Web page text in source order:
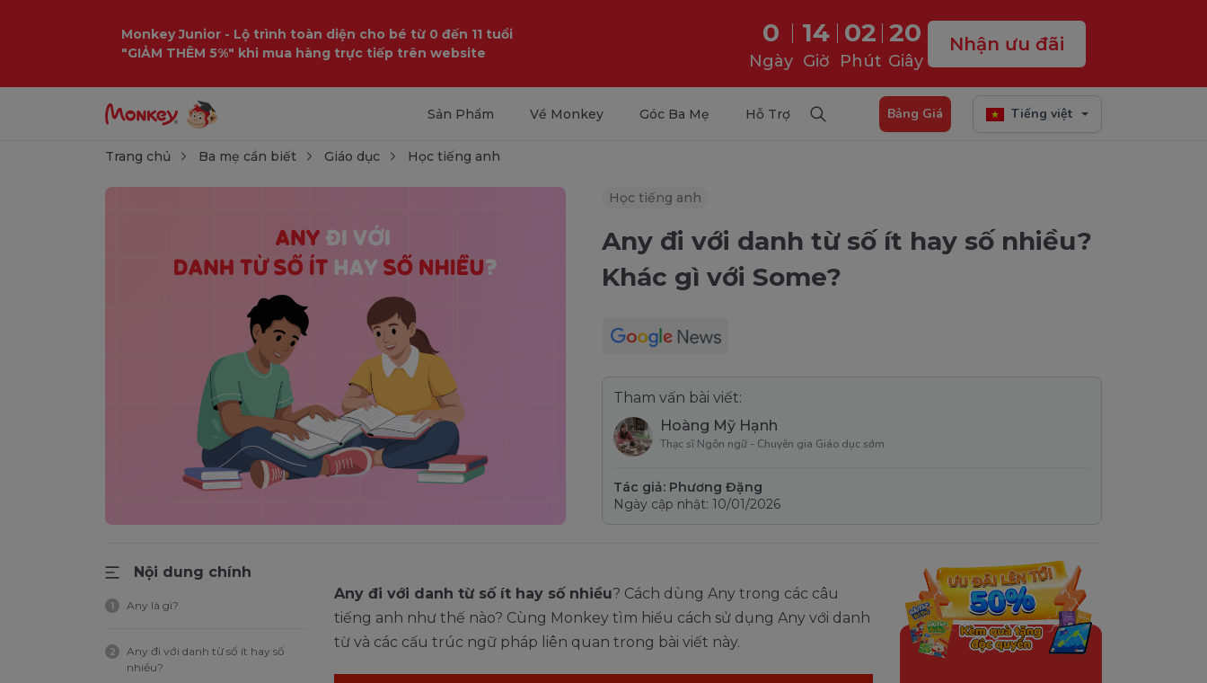
Monkey Junior - Lộ trình toàn diện cho bé từ 0 đến 11 tuổi
"GIẢM THÊM 5%" khi mua hàng trực tiếp trên website
0
Ngày
14
Giờ
02
Phút
18
Giây
Nhận ưu đãi
Sản Phẩm Về Monkey Góc Ba Mẹ Hỗ Trợ Bảng Giá Tiếng việt
Trang chủ Ba mẹ cần biết Giáo dục Học tiếng anh
Học tiếng anh
Any đi với danh từ số ít hay số nhiều?
Khác gì với Some?
Tham vấn bài viết:
Hoàng Mỹ Hạnh
Thạc sĩ Ngôn ngữ - Chuyên gia Giáo dục sớm
Tác giả: Phương Đặng
Ngày cập nhật: 10/01/2026
Nội dung chính
1 Any là gì?
2
Any đi với danh từ số ít hay số
nhiều?
Any đi với danh từ số ít hay số nhiều? Cách dùng Any trong các câu
tiếng anh như thế nào? Cùng Monkey tìm hiểu cách sử dụng Any với danh
từ và các cấu trúc ngữ pháp liên quan trong bài viết này.